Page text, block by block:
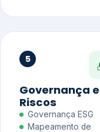
5
Governança e
Riscos
Governança ESG
Mapeamento de